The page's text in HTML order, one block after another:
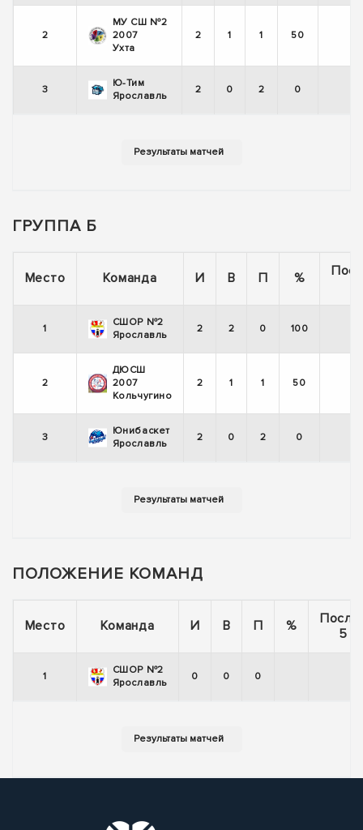
2
МУ СШ №2
2007
Ухта
2 1 1 50
3
Ю-Тим
Ярославль
2 0 2 0
ГРУППА Б
Место Команда И В П %
1
СШОР №2
Ярославль
2 2 0 100
2
ДЮСШ
2007
Кольчугино
2 1 1 50
3
Юнибаскет
Ярославль
2 0 2 0
ПОЛОЖЕНИЕ КОМАНД
Место Команда И В П %
5
1
СШОР №2
Ярославль
0 0 0